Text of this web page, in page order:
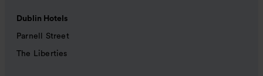
Dublin Hotels
Parnell Street
The Liberties